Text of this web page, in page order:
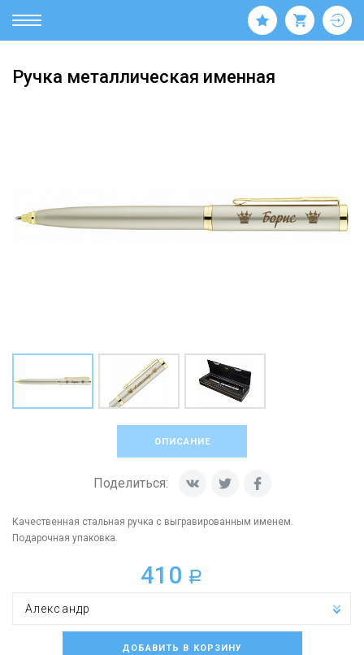
Ручка металлическая именная
ОПИСАНИЕ
Поделиться:
Качественная стальная ручка с выгравированным именем.
Подарочная упаковка.
410 a
Александр
ДОБАВИТЬ В КОРЗИНУ